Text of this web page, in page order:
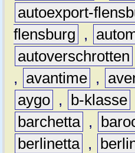
autoexport-
flensburg
,
autoverschrotten
,
avantime ,
aygo , b-klasse
barchetta ,
berlinetta ,